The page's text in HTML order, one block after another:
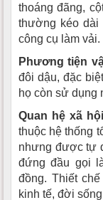
thoáng đãng,
thường kéo dài
công cụ làm vải.
Phương tiện
đôi dậu, đặc
họ còn sử dụng
Quan hệ xã hội
thuộc hệ thống
nhưng được tự
đứng đầu gọi
đồng. Thiết
kinh tế, đời